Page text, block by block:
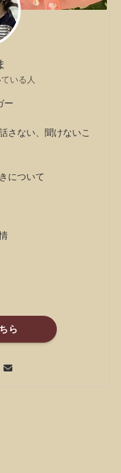
いる人
ー
さない、聞けないこ
について
ら